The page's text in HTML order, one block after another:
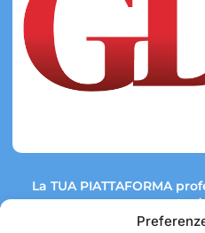
La TUA PIATTAFORMA
mercato